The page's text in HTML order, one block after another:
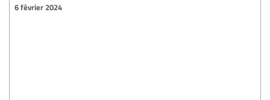
6 février 2024